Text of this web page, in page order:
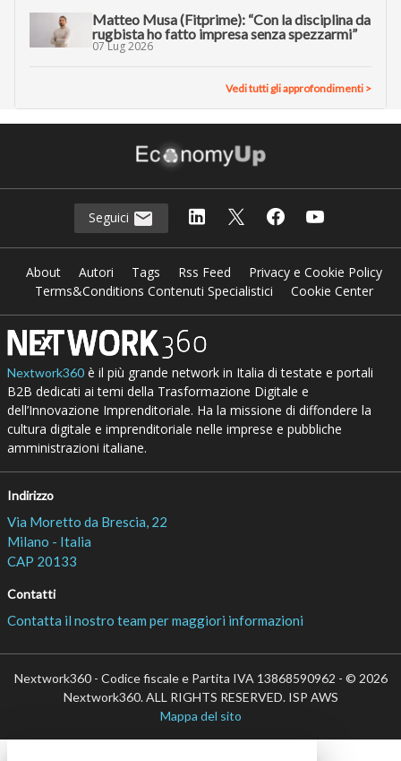
Matteo Musa (Fitprime): “Con la disciplina da
rugbista ho fatto impresa senza spezzarmi”
07 Lug 2026
Vedi tutti gli approfondimenti >
Seguici
About Autori Tags Rss Feed
Privacy e Cookie Policy
Terms&Conditions Contenuti Specialistici
Cookie Center
Nextwork360è il più grande network in Italia di testate e portali
B2B dedicati ai temi della Trasformazione Digitale e
dell’Innovazione Imprenditoriale. Ha la missione di diffondere la
cultura digitale e imprenditoriale nelle imprese e pubbliche
amministrazioni italiane.
Indirizzo
Via Moretto da Brescia, 22
Milano - Italia
CAP 20133
Contatti
Contatta il nostro team per maggiori informazioni
Nextwork360 - Codice fiscale e Partita IVA 13868590962 - © 2026
Nextwork360. ALL RIGHTS RESERVED. ISP AWS
Mappa del sito